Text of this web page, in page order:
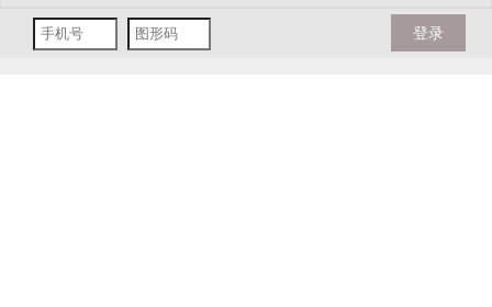
登录